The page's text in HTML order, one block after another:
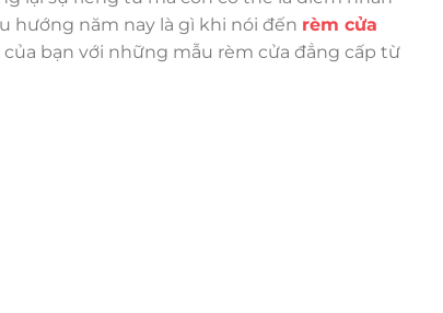
hướng năm nay là gì khi nói đến rèm cửa
bạn với những mẫu rèm cửa đẳng cấp từ